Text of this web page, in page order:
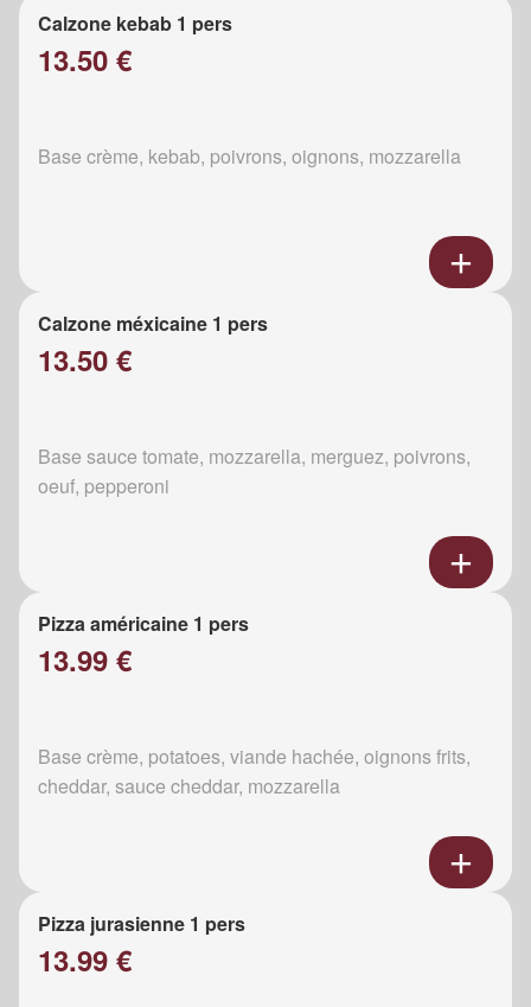
Calzone kebab 1 pers
13.50 €
Base crème, kebab, poivrons, oignons, mozzarella
Calzone méxicaine 1 pers
13.50 €
Base sauce tomate, mozzarella, merguez, poivrons,
oeuf, pepperoni
Pizza américaine 1 pers
13.99 €
Base crème, potatoes, viande hachée, oignons frits,
cheddar, sauce cheddar, mozzarella
Pizza jurasienne 1 pers
13.99 €